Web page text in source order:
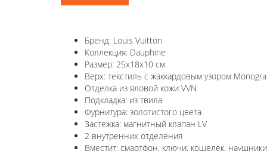
Бренд: Louis Vuitton
Коллекция: Dauphine
Размер: 25x18x10 см
Верх: текстиль с жаккардовым узором
Отделка из яловой кожи VVN
Подкладка: из твила
Фурнитура: золотистого цвета
Застежка: магнитный клапан LV
2 внутренних отделения
Вместит: смартфон, ключи, кошелёк, наушники